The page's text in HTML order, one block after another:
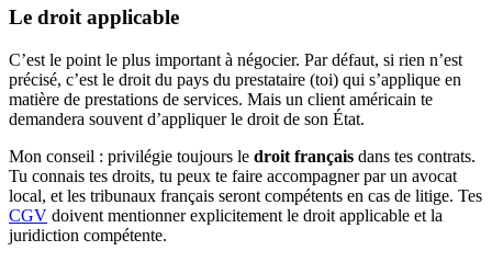
Le droit applicable
C’est le point le plus important à négocier. Par défaut, si rien n’est
précisé, c’est le droit du pays du prestataire (toi) qui s’applique en
matière de prestations de services. Mais un client américain te
demandera souvent d’appliquer le droit de son État.
Mon conseil : privilégie toujours le droit français dans tes contrats.
Tu connais tes droits, tu peux te faire accompagner par un avocat
local, et les tribunaux français seront compétents en cas de litige. Tes
CGV doivent mentionner explicitement le droit applicable et la
juridiction compétente.